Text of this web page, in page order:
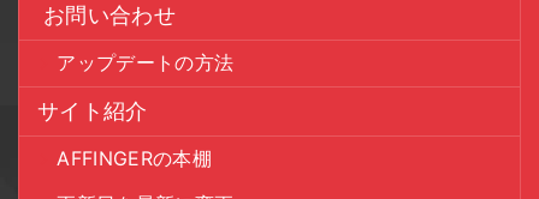
お問い合わせ
アップデートの方法
サイト紹介
AFFINGERの本棚